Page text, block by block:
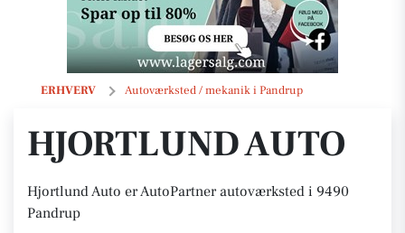
ERHVERV Autoværksted / mekanik i Pandrup
Hjortlund Auto
HJORTLUND AUTO
Hjortlund Auto er AutoPartner autoværksted i 9490
Pandrup